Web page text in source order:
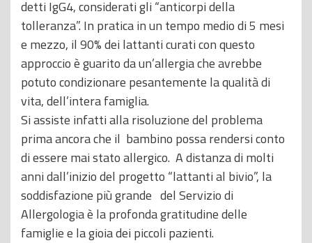
detti IgG4, considerati gli “anticorpi della
tolleranza”. In pratica in un tempo medio di 5 mesi
e mezzo, il 90% dei lattanti curati con questo
approccio è guarito da un’allergia che avrebbe
potuto condizionare pesantemente la qualità di
vita, dell’intera famiglia.
Si assiste infatti alla risoluzione del problema
prima ancora che il bambino possa rendersi conto
di essere mai stato allergico. A distanza di molti
anni dall’inizio del progetto “lattanti al bivio”, la
soddisfazione più grande del Servizio di
Allergologia è la profonda gratitudine delle
famiglie e la gioia dei piccoli pazienti.